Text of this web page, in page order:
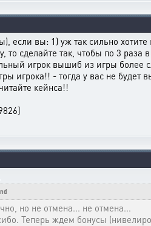
если вы: 1) уж так сильно
то сделайте так, чтобы по 3
игрок вышиб из игры более
игрока!! - тогда у вас не будет
кейнса!!
но не отмена... не отмена...
Теперь ждем бонусы